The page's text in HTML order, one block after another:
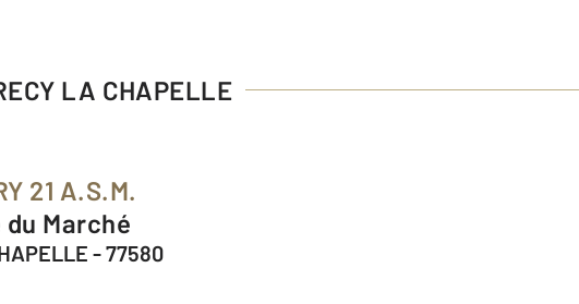
LA CHAPELLE
21 A.S.M.
du Marché
- 77580